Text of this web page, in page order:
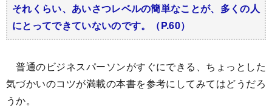
それくらい、あいさつレベルの簡単なことが、多くの人
にとってできていないのです。（P.60）
普通のビジネスパーソンがすぐにできる、ちょっとした
気づかいのコツが満載の本書を参考にしてみてはどうだろ
うか。